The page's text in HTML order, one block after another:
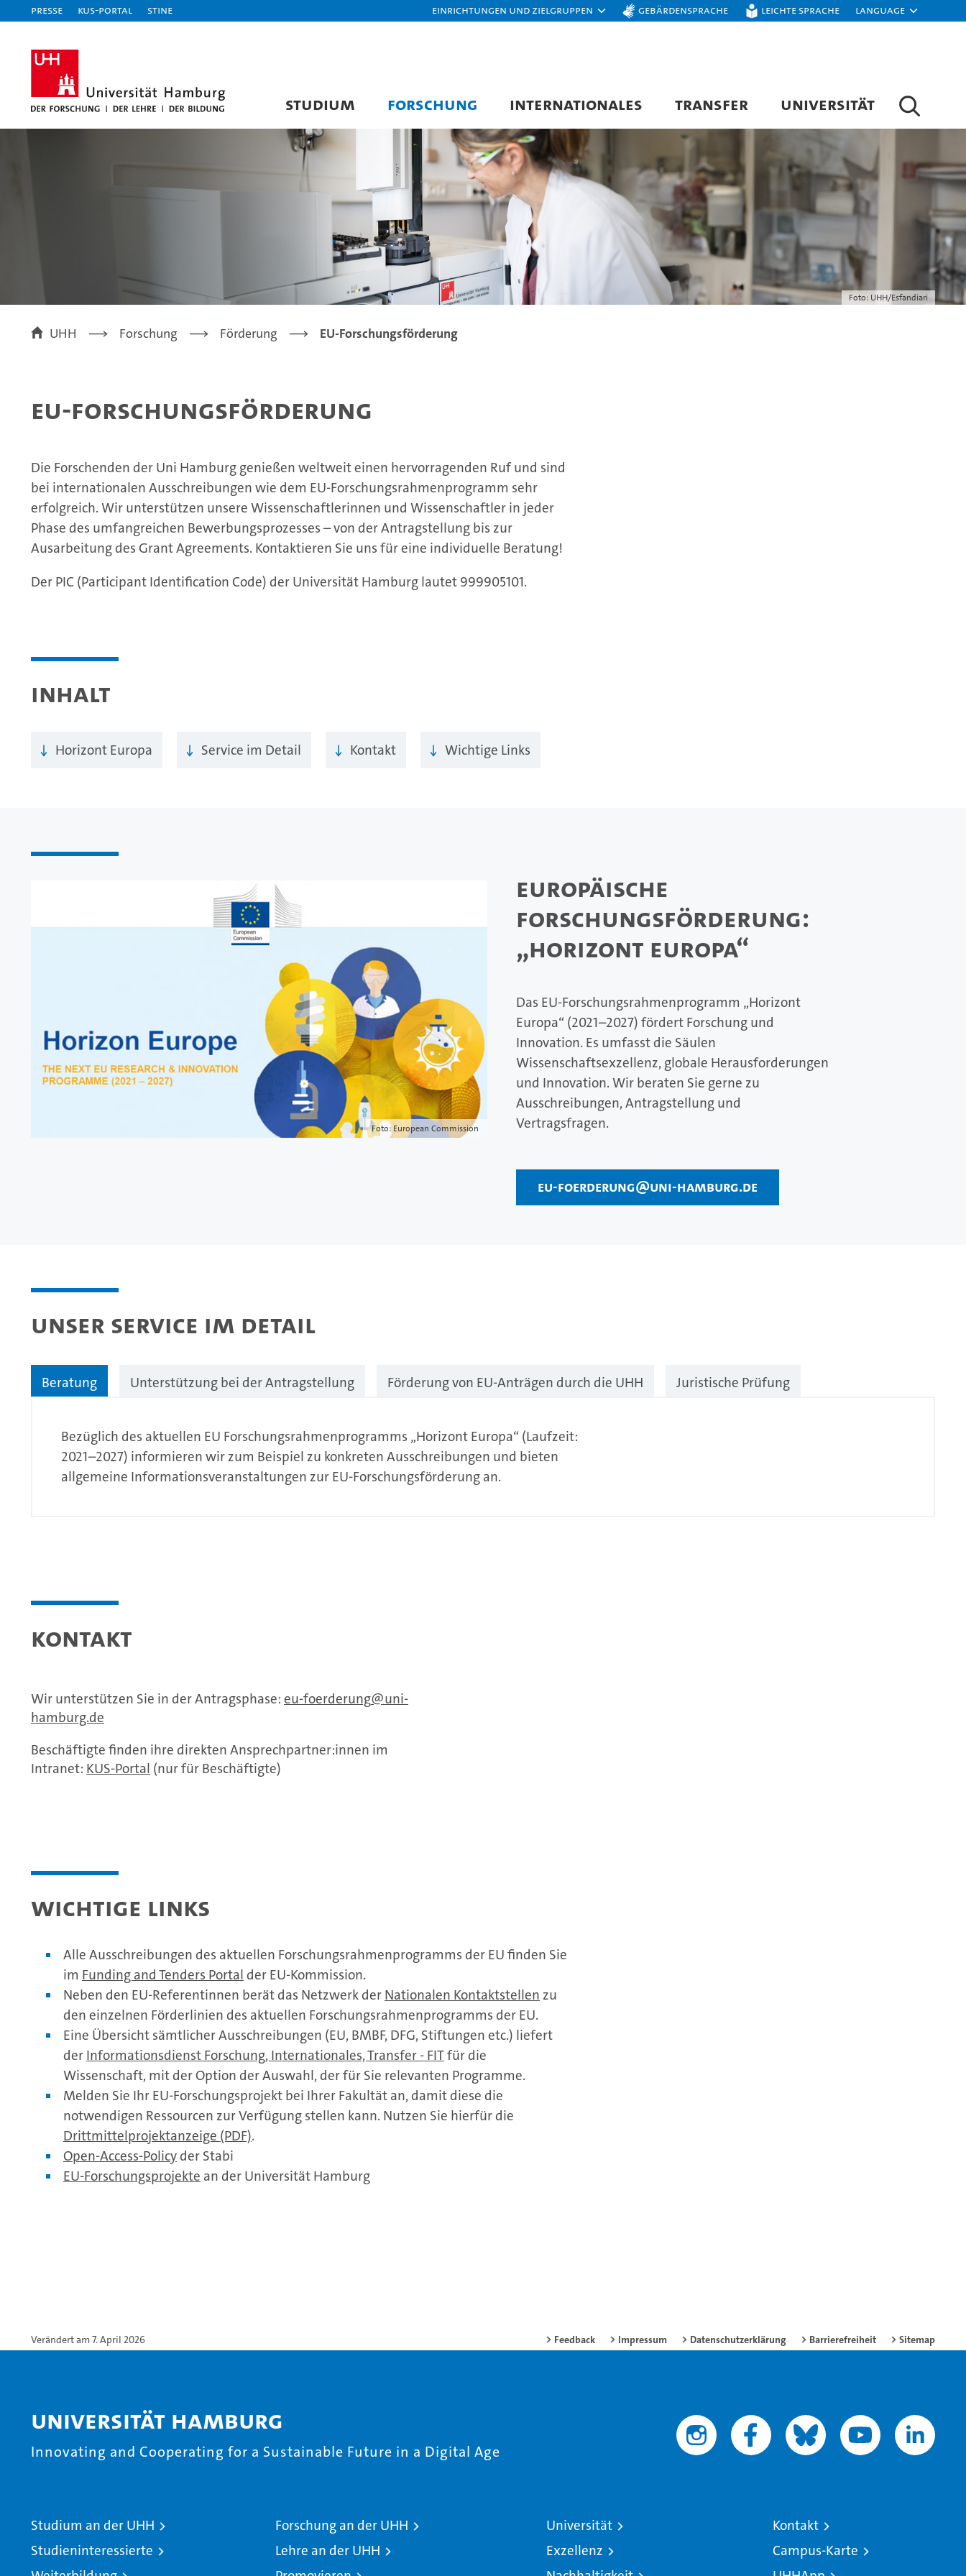
Presse KUS-Portal STiNE Einrichtungen und Zielgruppen Gebärdensprache Leichte Sprache Language
STUDIUM FORSCHUNG INTERNATIONALES TRANSFER UNIVERSITÄT
Foto: UHH/Esfandiari
UHH Forschung Förderung EU-Forschungsförderung
EU-Forschungsförderung
Die Forschenden der Uni Hamburg genießen weltweit einen hervorragenden Ruf und sind
bei internationalen Ausschreibungen wie dem EU-Forschungsrahmenprogramm sehr
erfolgreich. Wir unterstützen unsere Wissenschaftlerinnen und Wissenschaftler in jeder
Phase des umfangreichen Bewerbungsprozesses – von der Antragstellung bis zur
Ausarbeitung des Grant Agreements. Kontaktieren Sie uns für eine individuelle Beratung!
Der PIC (Participant Identification Code) der Universität Hamburg lautet 999905101.
Inhalt
Horizont Europa Service im Detail Kontakt Wichtige Links
Europäische
Forschungsförderung:
„Horizont Europa“
Foto: European Commission
Das EU-Forschungsrahmenprogramm „Horizont
Europa“ (2021–2027) fördert Forschung und
Innovation. Es umfasst die Säulen
Wissenschaftsexzellenz, globale Herausforderungen
und Innovation. Wir beraten Sie gerne zu
Ausschreibungen, Antragstellung und
Vertragsfragen.
eu-foerderung@uni-hamburg.de
Unser Service im Detail
Beratung Unterstützung bei der Antragstellung Förderung von EU-Anträgen durch die UHH Juristische Prüfung
Bezüglich des aktuellen EU Forschungsrahmenprogramms „Horizont Europa“ (Laufzeit:
2021–2027) informieren wir zum Beispiel zu konkreten Ausschreibungen und bieten
allgemeine Informationsveranstaltungen zur EU-Forschungsförderung an.
Kontakt
Wir unterstützen Sie in der Antragsphase: eu-foerderung
uni-
hamburg.de
Beschäftigte finden ihre direkten Ansprechpartner:innen im
Intranet: KUS-Portal (nur für Beschäftigte)
Wichtige Links
Alle Ausschreibungen des aktuellen Forschungsrahmenprogramms der EU finden Sie
im Funding and Tenders Portal der EU-Kommission.
Neben den EU-Referentinnen berät das Netzwerk der Nationalen Kontaktstellen zu
den einzelnen Förderlinien des aktuellen Forschungsrahmenprogramms der EU.
Eine Übersicht sämtlicher Ausschreibungen (EU, BMBF, DFG, Stiftungen etc.) liefert
der Informationsdienst Forschung, Internationales, Transfer - FITfür die
Wissenschaft, mit der Option der Auswahl, der für Sie relevanten Programme.
Melden Sie Ihr EU-Forschungsprojekt bei Ihrer Fakultät an, damit diese die
notwendigen Ressourcen zur Verfügung stellen kann. Nutzen Sie hierfür die
Drittmittelprojektanzeige (PDF).
Open-Access-Policy der Stabi
EU-Forschungsprojekte an der Universität Hamburg
Verändert am 7. April 2026 Feedback Impressum Datenschutzerklärung Barrierefreiheit Sitemap
Universität Hamburg
Innovating and Cooperating for a Sustainable Future in a Digital Age
Studium an der UHH
Studieninteressierte
Forschung an der UHH
Lehre an der UHH
Universität
Exzellenz
Kontakt
Campus-Karte